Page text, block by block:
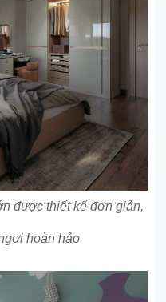
được thiết kế đơn giản,
hoàn hảo